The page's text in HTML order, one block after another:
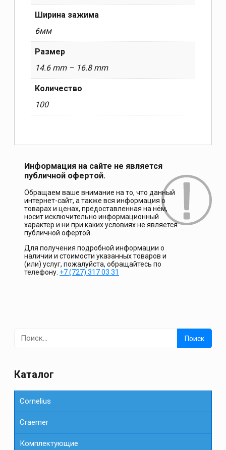
Ширина зажима
6мм
Размер
14.6 mm – 16.8 mm
Количество
100
Информация на сайте не является
публичной офертой.
Обращаем ваше внимание на то, что данный
интернет-сайт, а также вся информация о
товарах и ценах, предоставленная на нём,
носит исключительно информационный
характер и ни при каких условиях не является
публичной офертой.
Для получения подробной информации о
наличии и стоимости указанных товаров и
(или) услуг, пожалуйста, обращайтесь по
телефону. +7 (727) 317 03 31
Найти:
Каталог
Cornelius
Сraemer
Комплектующие